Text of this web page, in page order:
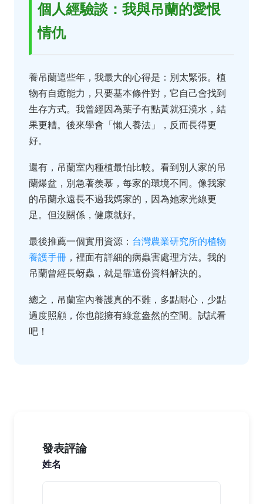
個人經驗談：我與吊蘭的愛恨
情仇
養吊蘭這些年，我最大的心得是：別太緊張。植
物有自癒能力，只要基本條件對，它自己會找到
生存方式。我曾經因為葉子有點黃就狂澆水，結
果更糟。後來學會「懶人養法」，反而長得更
好。
還有，吊蘭室內種植最怕比較。看到別人家的吊
蘭爆盆，別急著羨慕，每家的環境不同。像我家
的吊蘭永遠長不過我媽家的，因為她家光線更
足。但沒關係，健康就好。
最後推薦一個實用資源： 台灣農業研究所的植物
養護手冊 ，裡面有詳細的病蟲害處理方法。我的
吊蘭曾經長蚜蟲，就是靠這份資料解決的。
總之，吊蘭室內養護真的不難，多點耐心，少點
過度照顧，你也能擁有綠意盎然的空間。試試看
吧！
發表評論
姓名